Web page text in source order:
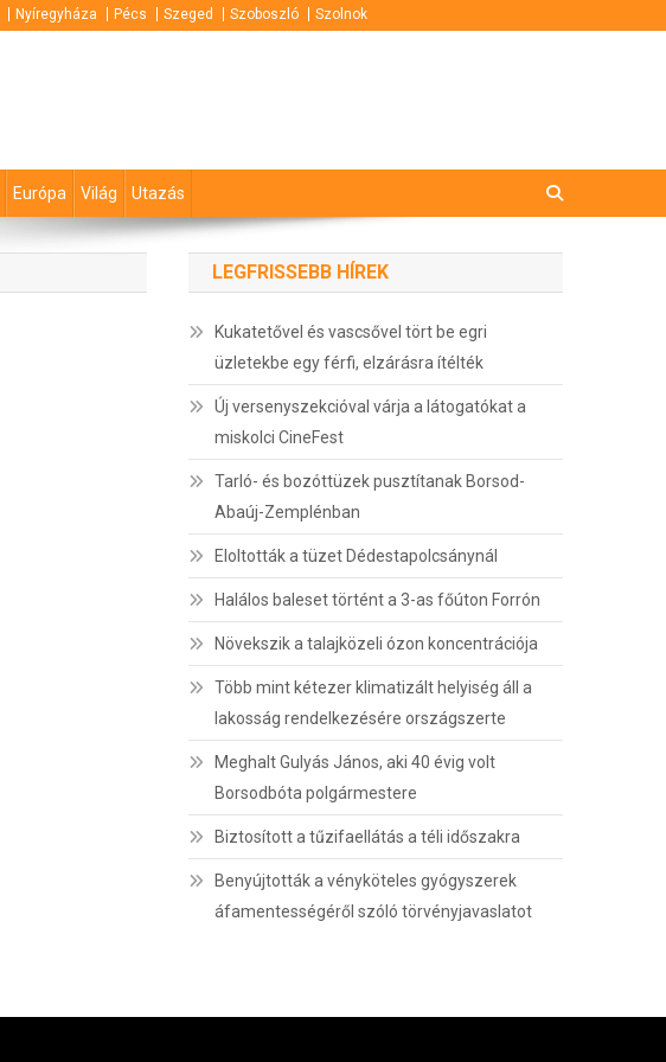
Nyíregyháza Pécs Szeged Szoboszló Szolnok
Európa Világ Utazás
LEGFRISSEBB HÍREK
Kukatetővel és vascsővel tört be egri
üzletekbe egy férfi, elzárásra ítélték
Új versenyszekcióval várja a látogatókat a
miskolci CineFest
Tarló- és bozóttüzek pusztítanak Borsod-
Abaúj-Zemplénban
Eloltották a tüzet Dédestapolcsánynál
Halálos baleset történt a 3-as főúton Forrón
Növekszik a talajközeli ózon koncentrációja
Több mint kétezer klimatizált helyiség áll a
lakosság rendelkezésére országszerte
Meghalt Gulyás János, aki 40 évig volt
Borsodbóta polgármestere
Biztosított a tűzifaellátás a téli időszakra
Benyújtották a vényköteles gyógyszerek
áfamentességéről szóló törvényjavaslatot